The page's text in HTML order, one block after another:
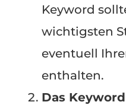
Keyword
wichtigsten
eventuell
enthalten.
Das